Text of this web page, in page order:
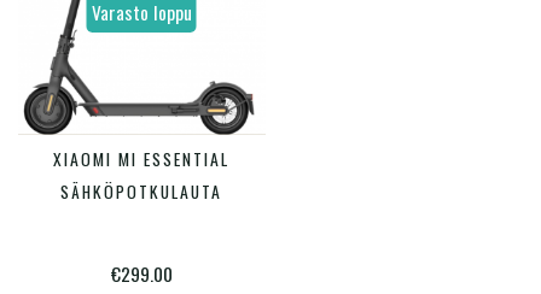
Varasto loppu
LUE LISÄÄ
XIAOMI MI ESSENTIAL
SÄHKÖPOTKULAUTA
€299.00